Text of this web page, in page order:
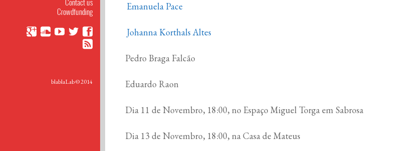
Crowdfunding
blablaLab © 2014
Emanuela Pace
Johanna Korthals Altes
Pedro Braga Falcão
Eduardo Raon
Dia 11 de Novembro, 18:00, no Espaço Miguel Torga em Sabrosa
Dia 13 de Novembro, 18:00, na Casa de Mateus